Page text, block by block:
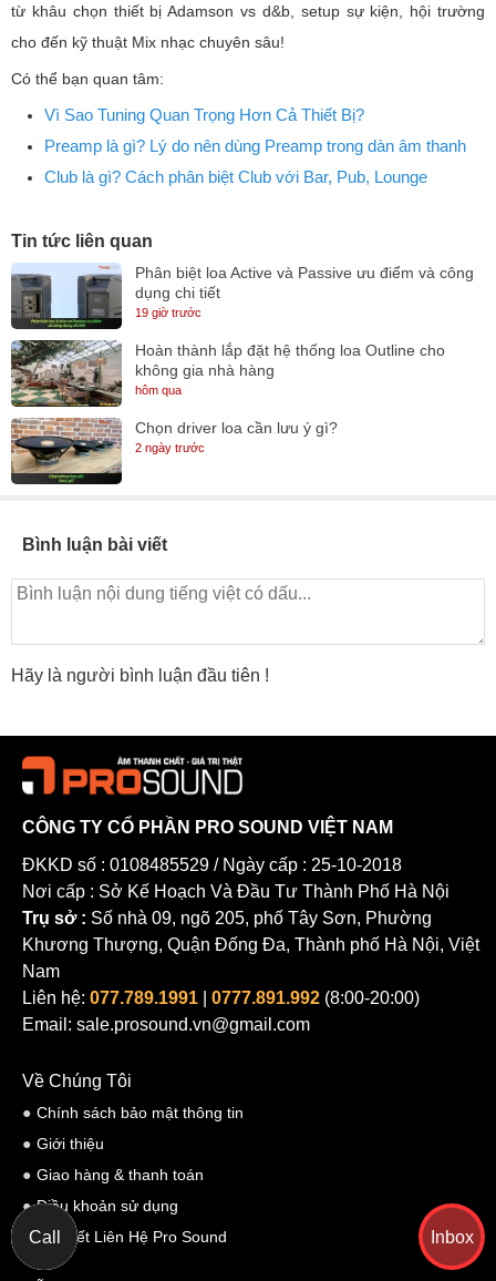
từ khâu chọn thiết bị Adamson vs d&b, setup sự kiện, hội trường
cho đến kỹ thuật Mix nhạc chuyên sâu!
Có thể bạn quan tâm:
Vì Sao Tuning Quan Trọng Hơn Cả Thiết Bị?
Preamp là gì? Lý do nên dùng Preamp trong dàn âm thanh
Club là gì? Cách phân biệt Club với Bar, Pub, Lounge
Tin tức liên quan
Phân biệt loa Active và Passive ưu điểm và công
dụng chi tiết
19 giờ trước
Hoàn thành lắp đặt hệ thống loa Outline cho
không gia nhà hàng
hôm qua
Chọn driver loa cần lưu ý gì?
2 ngày trước
Bình luận bài viết
Hãy là người bình luận đầu tiên !
CÔNG TY CỔ PHẦN PRO SOUND VIỆT NAM
ĐKKD số : 0108485529 / Ngày cấp : 25-10-2018
Nơi cấp : Sở Kế Hoạch Và Đầu Tư Thành Phố Hà Nội
Trụ sở : Số nhà 09, ngõ 205, phố Tây Sơn, Phường
Khương Thượng, Quận Đống Đa, Thành phố Hà Nội, Việt
Nam
Liên hệ: 077.789.1991 0777.891.992 (8:00-20:00)
Email: sale.prosound.vn@gmail.com
Về Chúng Tôi
Chính sách bảo mật thông tin
Giới thiệu
Giao hàng & thanh toán
Điều khoản sử dụng
Chi Tiết Liên Hệ Pro Sound
Call Inbox